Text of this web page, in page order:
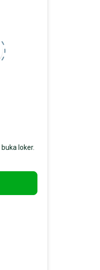
loker.